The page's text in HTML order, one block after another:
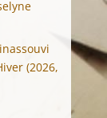
(2026,